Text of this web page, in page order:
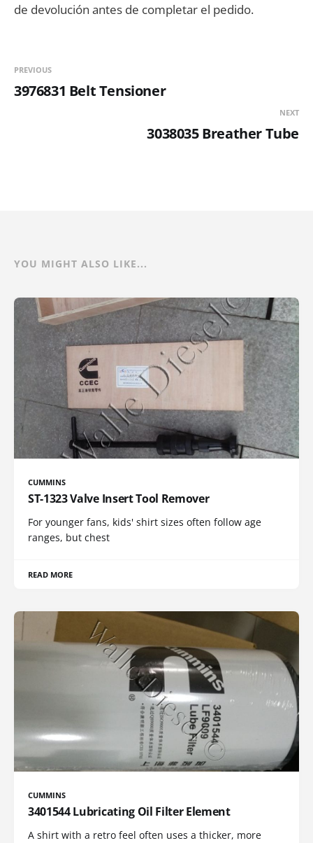
de devolución antes de completar el pedido.
PREVIOUS
3976831 Belt Tensioner
NEXT
3038035 Breather Tube
YOU MIGHT ALSO LIKE...
CUMMINS
ST-1323 Valve Insert Tool Remover
For younger fans, kids' shirt sizes often follow age
ranges, but chest
READ MORE
CUMMINS
3401544 Lubricating Oil Filter Element
A shirt with a retro feel often uses a thicker, more